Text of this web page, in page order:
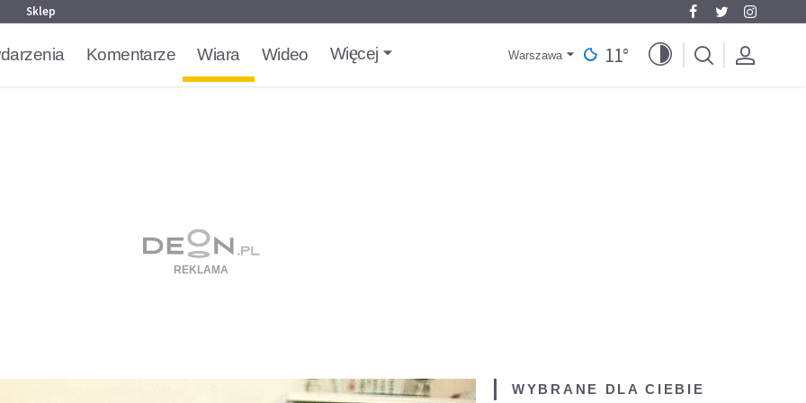
Sklep
Komentarze Wiara Wideo Więcej Warszawa 11°
WYBRANE DLA CIEBIE